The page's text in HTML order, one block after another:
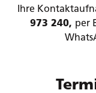
Ihre
973 240, per